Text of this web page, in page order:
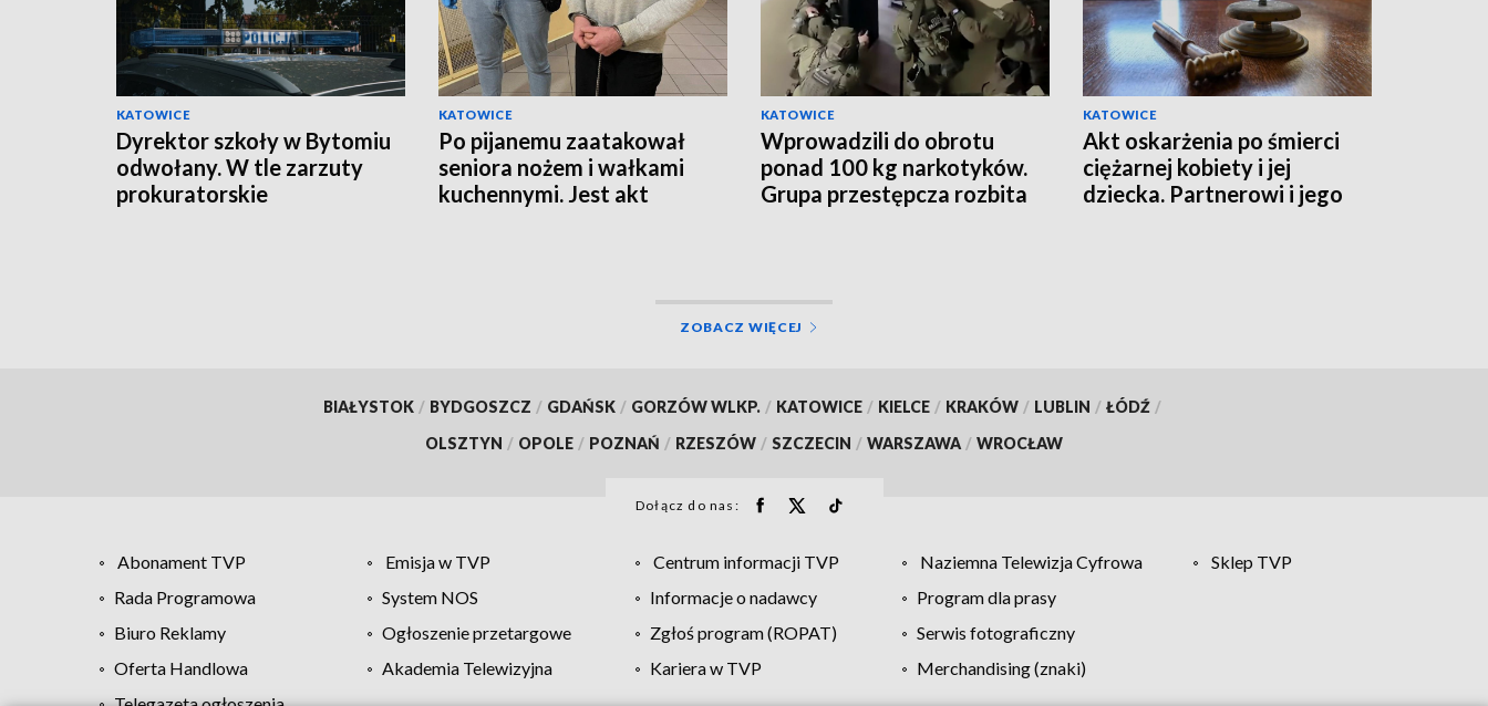
KATOWICE
Dyrektor szkoły w Bytomiu
odwołany. W tle zarzuty
prokuratorskie
KATOWICE
Po pijanemu zaatakował
seniora nożem i wałkami
kuchennymi. Jest akt
KATOWICE
Wprowadzili do obrotu
ponad 100 kg narkotyków.
Grupa przestępcza rozbita
KATOWICE
Akt oskarżenia po śmierci
ciężarnej kobiety i jej
dziecka. Partnerowi i jego
ZOBACZ WIĘCEJ
BIAŁYSTOK / BYDGOSZCZ / GDAŃSK / GORZÓW WLKP. / KATOWICE / KIELCE / KRAKÓW / LUBLIN / ŁÓDŹ /
OLSZTYN / OPOLE / POZNAŃ / RZESZÓW / SZCZECIN / WARSZAWA / WROCŁAW
Dołącz do nas:
Abonament TVP Emisja w TVP Centrum informacji TVP Naziemna Telewizja Cyfrowa
Sklep TVP
Rada Programowa
System NOS Informacje o nadawcy
Program dla prasy
Biuro Reklamy
Ogłoszenie przetargowe Zgłoś program (ROPAT)
Serwis fotograficzny
Oferta Handlowa
Akademia Telewizyjna Kariera w TVP
Merchandising (znaki)